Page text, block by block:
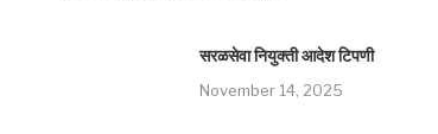
सरळसेवा नियुक्ती आदेश टिपणी
November 14, 2025